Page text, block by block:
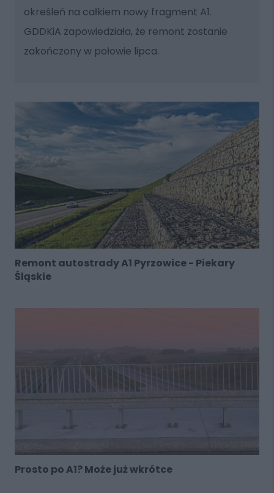
określeń na całkiem nowy fragment A1.
GDDKiA zapowiedziała, że remont zostanie
zakończony w połowie lipca.
Remont autostrady A1 Pyrzowice - Piekary
Śląskie
Prosto po A1? Może już wkrótce